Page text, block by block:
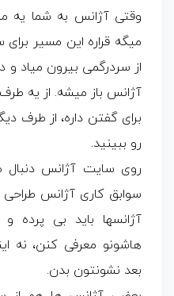
وقتی آژانس به شما
میگه قراره این مسیر
از سردرگمی بیرون میاد و
آژانس باز میشه. از یه
برای گفتن داره، از طرف
رو ببینید.
روی سایت آژانس
سوابق کاری آژانس
آژانسها باید بی پرده
هاشونو معرفی کنن، نه
بعد نشونتون بدن.